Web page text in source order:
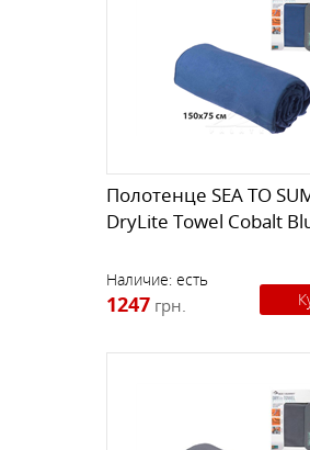
Полотенце SEA TO
DryLite Towel Cobalt
Наличие: есть
1247 грн.